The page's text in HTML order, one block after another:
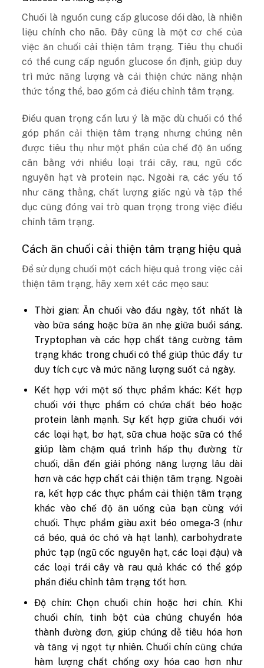
Chuối là nguồn cung cấp glucose dồi dào, là nhiên
liệu chính cho não. Đây cũng là một cơ chế của
việc ăn chuối cải thiện tâm trạng. Tiêu thụ chuối
có thể cung cấp nguồn glucose ổn định, giúp duy
trì mức năng lượng và cải thiện chức năng nhận
thức tổng thể, bao gồm cả điều chỉnh tâm trạng.
Điều quan trọng cần lưu ý là mặc dù chuối có thể
góp phần cải thiện tâm trạng nhưng chúng nên
được tiêu thụ như một phần của chế độ ăn uống
cân bằng với nhiều loại trái cây, rau, ngũ cốc
nguyên hạt và protein nạc. Ngoài ra, các yếu tố
như căng thẳng, chất lượng giấc ngủ và tập thể
dục cũng đóng vai trò quan trọng trong việc điều
chỉnh tâm trạng.
Cách ăn chuối cải thiện tâm trạng hiệu quả
Để sử dụng chuối một cách hiệu quả trong việc cải
thiện tâm trạng, hãy xem xét các mẹo sau:
Thời gian: Ăn chuối vào đầu ngày, tốt nhất là
vào bữa sáng hoặc bữa ăn nhẹ giữa buổi sáng.
Tryptophan và các hợp chất tăng cường tâm
trạng khác trong chuối có thể giúp thúc đẩy tư
duy tích cực và mức năng lượng suốt cả ngày.
Kết hợp với một số thực phẩm khác: Kết hợp
chuối với thực phẩm có chứa chất béo hoặc
protein lành mạnh. Sự kết hợp giữa chuối với
các loại hạt, bơ hạt, sữa chua hoặc sữa có thể
giúp làm chậm quá trình hấp thụ đường từ
chuối, dẫn đến giải phóng năng lượng lâu dài
hơn và các hợp chất cải thiện tâm trạng. Ngoài
ra, kết hợp các thực phẩm cải thiện tâm trạng
khác vào chế độ ăn uống của bạn cùng với
chuối. Thực phẩm giàu axit béo omega-3 (như
cá béo, quả óc chó và hạt lanh), carbohydrate
phức tạp (ngũ cốc nguyên hạt, các loại đậu) và
các loại trái cây và rau quả khác có thể góp
phần điều chỉnh tâm trạng tốt hơn.
Độ chín: Chọn chuối chín hoặc hơi chín. Khi
chuối chín, tinh bột của chúng chuyển hóa
thành đường đơn, giúp chúng dễ tiêu hóa hơn
và tăng vị ngọt tự nhiên. Chuối chín cũng chứa
hàm lượng chất chống oxy hóa cao hơn như